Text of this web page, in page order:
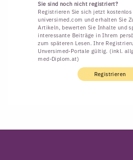
Sie sind noch nicht registriert?
Registrieren Sie sich jetzt kostenlos
universimed.com und erhalten Sie
Artikeln, bewerten Sie Inhalte und
interessante Beiträge in Ihrem
zum späteren Lesen. Ihre
Unversimed-Portale gültig. (inkl.
med-Diplom.at)
Registrieren